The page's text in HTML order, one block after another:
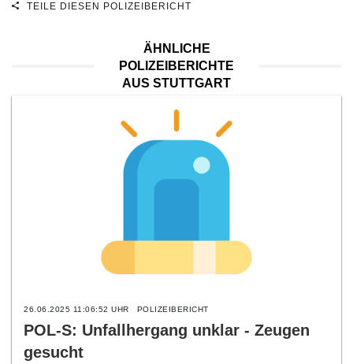
TEILE DIESEN POLIZEIBERICHT
ÄHNLICHE
POLIZEIBERICHTE
AUS STUTTGART
26.06.2025 11:06:52 UHR POLIZEIBERICHT
POL-S: Unfallhergang unklar - Zeugen
gesucht